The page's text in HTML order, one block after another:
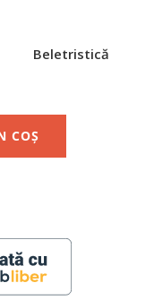
Beletristică
COȘ